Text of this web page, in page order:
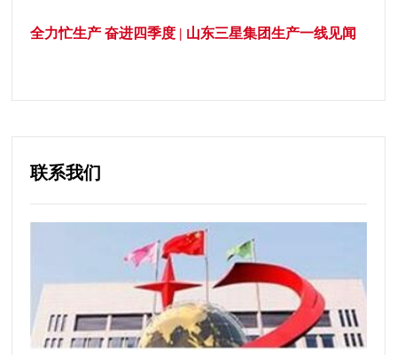
全力忙生产 奋进四季度 | 山东三星集团生产一线见闻
联系我们